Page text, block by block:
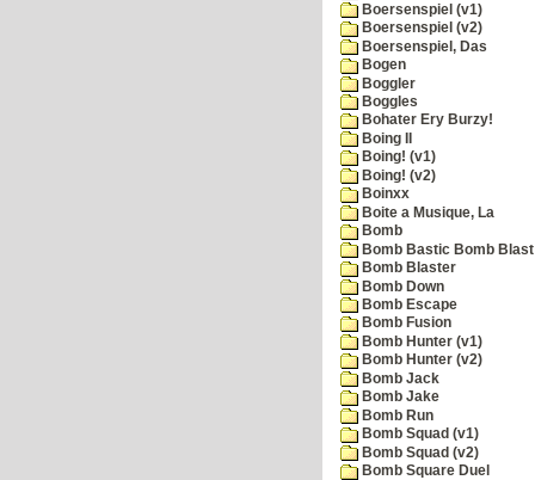
Boersenspiel (v1)
Boersenspiel (v2)
Boersenspiel, Das
Bogen
Boggler
Boggles
Bohater Ery Burzy!
Boing II
Boing! (v1)
Boing! (v2)
Boinxx
Boite a Musique, La
Bomb
Bomb Bastic Bomb
Bomb Blaster
Bomb Down
Bomb Escape
Bomb Fusion
Bomb Hunter (v1)
Bomb Hunter (v2)
Bomb Jack
Bomb Jake
Bomb Run
Bomb Squad (v1)
Bomb Squad (v2)
Bomb Square Duel